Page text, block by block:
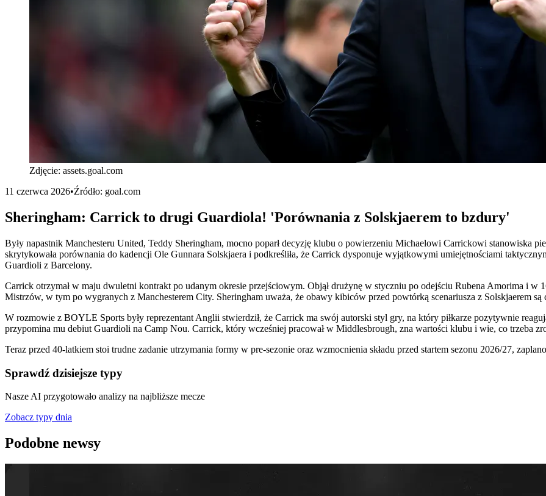
Zdjęcie: assets.goal.com
11 czerwca 2026•Źródło: goal.com
Sheringham: Carrick to drugi Guardiola! 'Porównania z Solskjaerem to bzdury'
Były napastnik Manchesteru United, Teddy Sheringham, mocno poparł decyzję klubu o powierzeniu Michaelowi Carrickowi stanowiska
skrytykowała porównania do kadencji Ole Gunnara Solskjaera i podkreśliła, że Carrick dysponuje wyjątkowymi umiejętnościami
Guardioli z Barcelony.
Carrick otrzymał w maju dwuletni kontrakt po udanym okresie przejściowym. Objął drużynę w styczniu po odejściu Rubena Amorima i w
Mistrzów, w tym po wygranych z Manchesterem City. Sheringham uważa, że obawy kibiców przed powtórką scenariusza z Solskjaerem są
W rozmowie z BOYLE Sports były reprezentant Anglii stwierdził, że Carrick ma swój autorski styl gry, na który piłkarze pozytywnie
przypomina mu debiut Guardioli na Camp Nou. Carrick, który wcześniej pracował w Middlesbrough, zna wartości klubu i wie, co trzeba
Teraz przed 40-latkiem stoi trudne zadanie utrzymania formy w pre-sezonie oraz wzmocnienia składu przed startem sezonu 2026/27,
Sprawdź dzisiejsze typy
Nasze AI przygotowało analizy na najbliższe mecze
Zobacz typy dnia
Podobne newsy